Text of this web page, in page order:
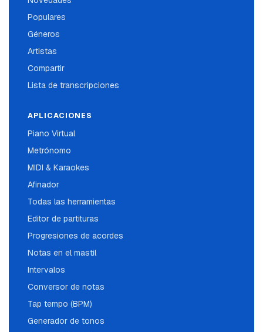
Populares
Géneros
Artistas
Compartir
Lista de transcripciones
APLICACIONES
Piano Virtual
Metrónomo
MIDI & Karaokes
Afinador
Todas las herramientas
Editor de partituras
Progresiones de acordes
Notas en el mastil
Intervalos
Conversor de notas
Tap tempo (BPM)
Generador de tonos